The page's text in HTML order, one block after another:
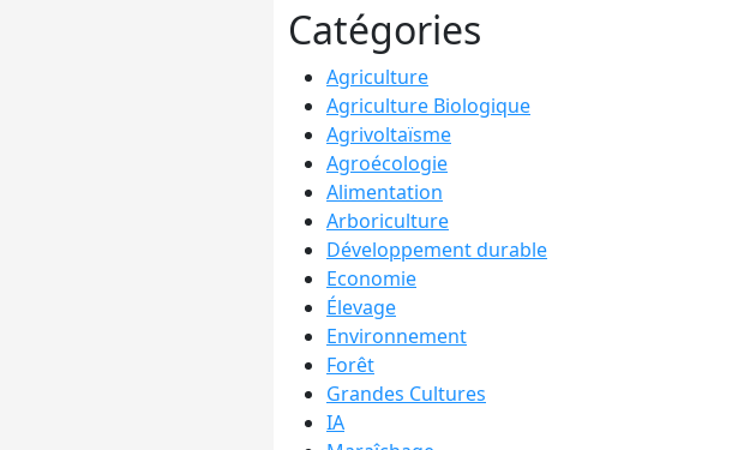
Catégories
Agriculture
Agriculture Biologique
Agrivoltaïsme
Agroécologie
Alimentation
Arboriculture
Développement durable
Economie
Élevage
Environnement
Forêt
Grandes Cultures
IA